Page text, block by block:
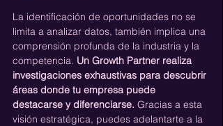
La identificación de oportunidades no se
limita a analizar datos, también implica una
comprensión profunda de la industria y la
competencia. Un Growth Partner realiza
investigaciones exhaustivas para descubrir
áreas donde tu empresa puede
destacarse y diferenciarse. Gracias a esta
visión estratégica, puedes adelantarte a la